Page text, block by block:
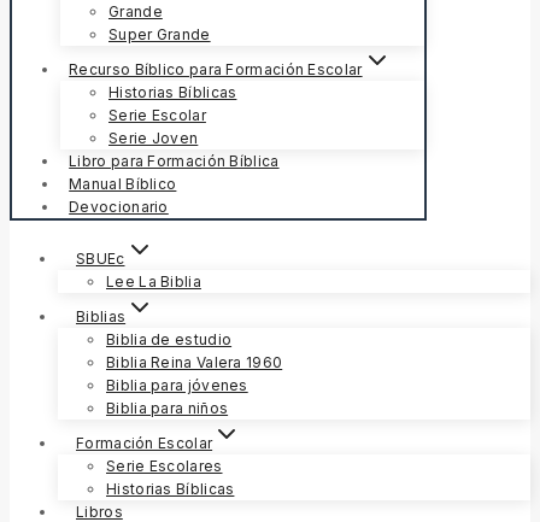
Grande
Super Grande
Recurso Bíblico para Formación Escolar
Historias Bíblicas
Serie Escolar
Serie Joven
Libro para Formación Bíblica
Manual Bíblico
Devocionario
SBUEc
Lee La Biblia
Biblias
Biblia de estudio
Biblia Reina Valera 1960
Biblia para jóvenes
Biblia para niños
Formación Escolar
Serie Escolares
Historias Bíblicas
Libros